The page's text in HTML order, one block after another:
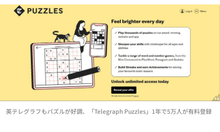
英テレグラフもパズルが好調、「Telegraph Puzzles」1年で5万人が有料登録